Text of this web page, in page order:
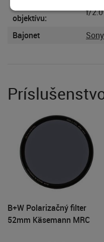
objektívu:
f/2.0
Bajonet
B+W Polarizačný filter
52mm Käsemann MRC